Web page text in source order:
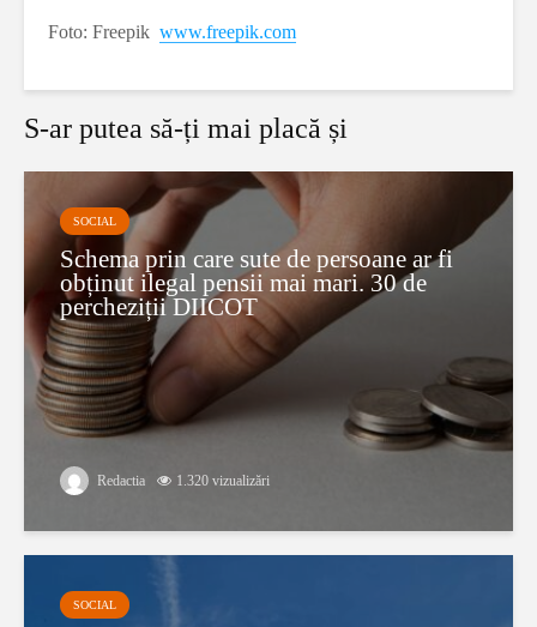
Foto: Freepik www.freepik.com
S-ar putea să-ți mai placă și
SOCIAL
Schema prin care sute de persoane ar fi
obținut ilegal pensii mai mari. 30 de
percheziții DIICOT
Redactia 1.320 vizualizări
SOCIAL